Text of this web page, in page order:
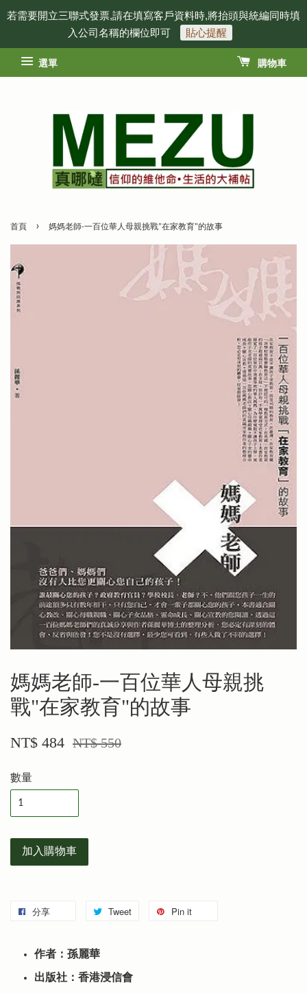
若需要開立三聯式發票,請在填寫客戶資料時,將抬頭與統編同時填
入公司名稱的欄位即可
貼心提醒
選單 購物車
首頁 › 媽媽老師-一百位華人母親挑戰"在家教育"的故事
媽媽老師-一百位華人母親挑
戰"在家教育"的故事
NT$ 484 NT$ 550
數量
加入購物車
分享 Tweet Pin it
作者：孫麗華
出版社：香港浸信會